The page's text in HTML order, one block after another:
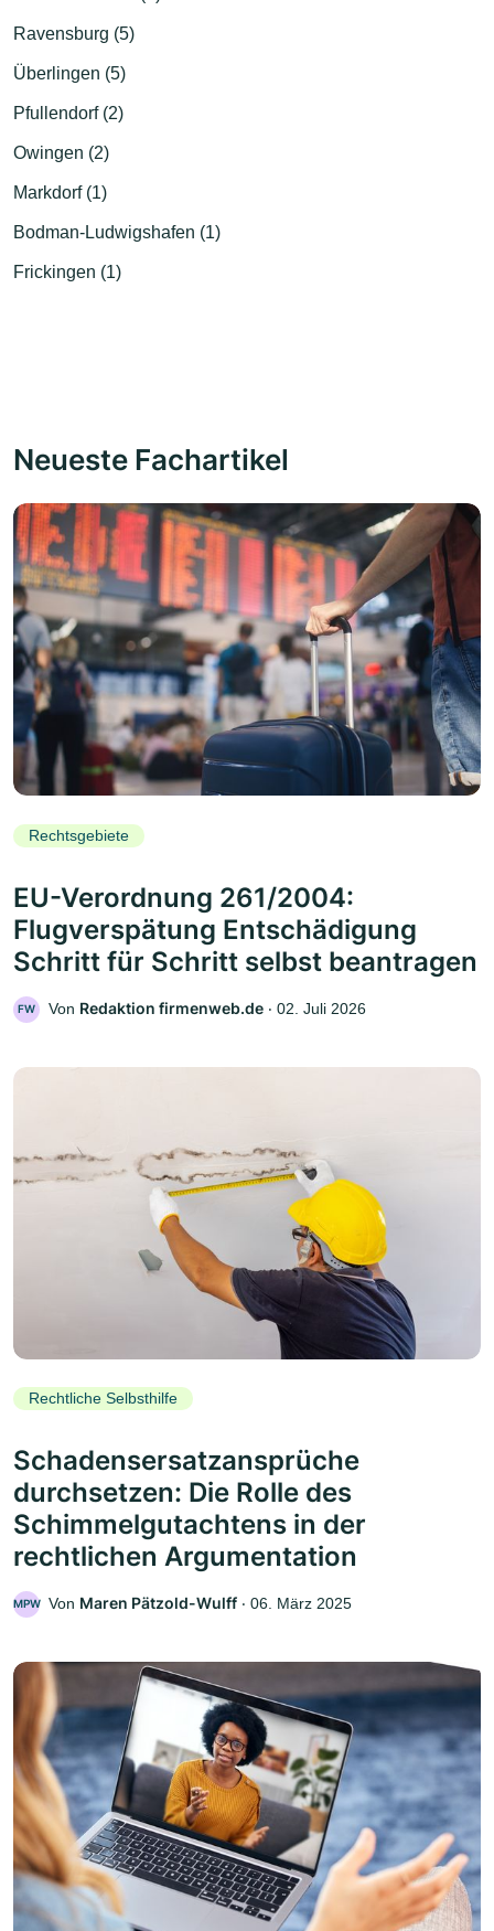
Ravensburg (5)
Überlingen (5)
Pfullendorf (2)
Owingen (2)
Markdorf (1)
Bodman-Ludwigshafen (1)
Frickingen (1)
Neueste Fachartikel
Rechtsgebiete
EU-Verordnung 261/2004:
Flugverspätung Entschädigung
Schritt für Schritt selbst beantragen
FW Von Redaktion firmenweb.de ‧ 02. Juli 2026
Rechtliche Selbsthilfe
Schadensersatzansprüche
durchsetzen: Die Rolle des
Schimmelgutachtens in der
rechtlichen Argumentation
MPW Von Maren Pätzold-Wulff ‧ 06. März 2025